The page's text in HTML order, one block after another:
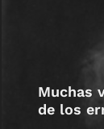
Muchas
de los